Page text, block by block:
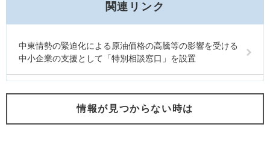
関連リンク
中東情勢の緊迫化による原油価格の高騰等の影響を受ける
中小企業の支援として「特別相談窓口」を設置
情報が見つからない時は